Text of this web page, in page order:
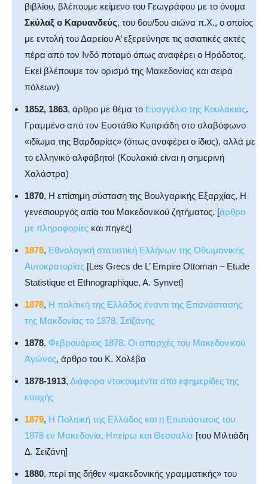
βιβλίου, βλέπουμε κείμενο του Γεωγράφου με το όνομα
Σκύλαξ ο Καρυανδεύς, του 6ου/5ου αιώνα π.Χ., ο οποίος
με εντολή του Δαρείου Α’ εξερεύνησε τις ασιατικές ακτές
πέρα από τον Ινδό ποταμό όπως αναφέρει ο Ηρόδοτος.
Εκεί βλέπουμε τον ορισμό της Μακεδονίας και σειρά
πόλεων)
1852, 1863, άρθρο με θέμα το Ευαγγέλιο της Κουλακιάς.
Γραμμένο από τον Ευστάθιο Κυπριάδη στο σλαβόφωνο
«ιδίωμα της Βαρδαρίας» (όπως αναφέρει ο ίδιος), αλλά με
το ελληνικό αλφάβητο! (Κουλακιά είναι η σημερινή
Χαλάστρα)
1870, Η επίσημη σύσταση της Βουλγαρικής Εξαρχίας, Η
γενεσιουργός αιτία του Μακεδονικού ζητήματος. [άρθρο
με πληροφορίες και πηγές]
1878, Εθνολογική στατιστική Ελλήνων της Οθωμανικής
Αυτοκρατορίας [Les Grecs de L’ Empire Ottoman – Etude
Statistique et Ethnographique, A. Synvet]
1878, Η πολιτική της Ελλάδος έναντι της Επανάστασης
της Μακδονίας το 1878, Σεϊζάνης
1878. Φεβρουάριος 1878. Οι απαρχές του Μακεδονικού
Αγώνος, άρθρο του Κ. Χολέβα
1878-1913, Διάφορα ντοκουμέντα από εφημερίδες της
εποχής
1879, Η Πολιτική της Ελλάδος και η Επανάστασις του
1878 εν Μακεδονία, Ηπείρω και Θεσσαλία [του Μιλτιάδη
Δ. Σεϊζάνη]
1880, περί της δήθεν «μακεδονικής γραμματικής» του